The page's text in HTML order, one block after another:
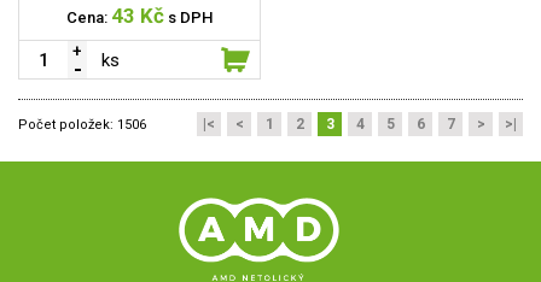
Cena: 43 Kč s DPH
ks
Počet položek: 1506 |< < 1 2 3 4 5 6 7 > >|